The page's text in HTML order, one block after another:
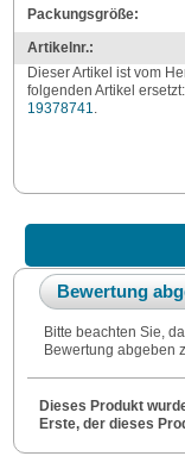
Packungsgröße:
Artikelnr.:
Dieser Artikel ist vom
folgenden Artikel ersetzt:
19378741.
Bewertung
Bitte beachten Sie,
Bewertung abgeben
Dieses Produkt
Erste, der dieses